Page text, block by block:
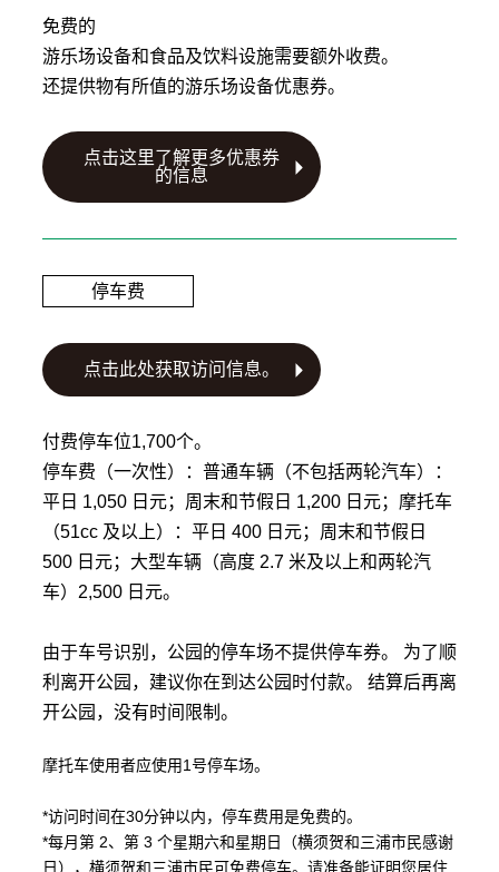
免费的
游乐场设备和食品及饮料设施需要额外收费。
还提供物有所值的游乐场设备优惠券。
点击这里了解更多优惠券
的信息
停车费
点击此处获取访问信息。
付费停车位1,700个。
停车费（一次性）：普通车辆（不包括两轮汽车）：
平日 1,050 日元；周末和节假日 1,200 日元；摩托车
（51cc 及以上）：平日 400 日元；周末和节假日
500 日元；大型车辆（高度 2.7 米及以上和两轮汽
车）2,500 日元。
由于车号识别，公园的停车场不提供停车券。 为了顺
利离开公园，建议你在到达公园时付款。 结算后再离
开公园，没有时间限制。
摩托车使用者应使用1号停车场。
*访问时间在30分钟以内，停车费用是免费的。
*每月第 2、第 3 个星期六和星期日（横须贺和三浦市民感谢
日），横须贺和三浦市民可免费停车。请准备能证明您居住